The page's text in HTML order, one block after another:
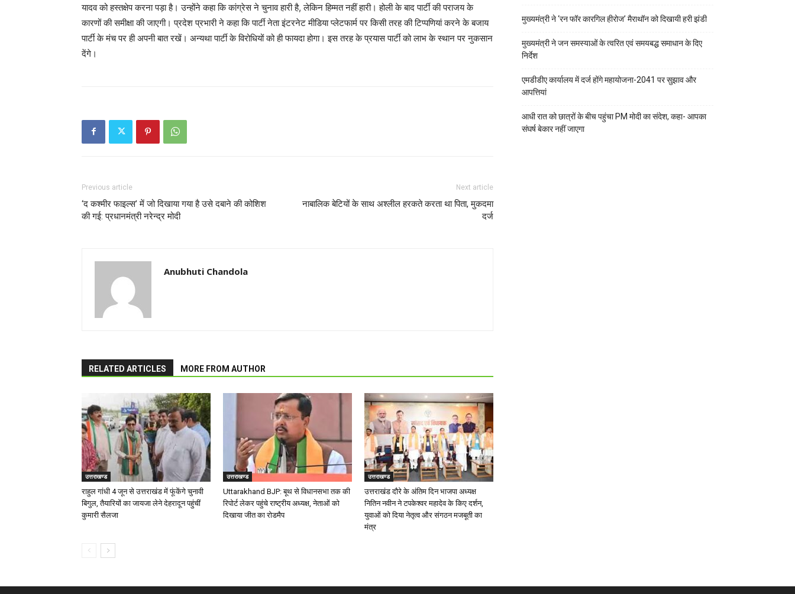
यादव को हस्तक्षेप करना पड़ा है। उन्होंने कहा कि कांग्रेस ने चुनाव हारी है, लेकिन हिम्मत नहीं हारी। होली के बाद पार्टी की पराजय के
कारणों की समीक्षा की जाएगी। प्रदेश प्रभारी ने कहा कि पार्टी नेता इंटरनेट मीडिया प्लेटफार्म पर किसी तरह की टिप्पणियां करने के बजाय
पार्टी के मंच पर ही अपनी बात रखें। अन्यथा पार्टी के विरोधियों को ही फायदा होगा। इस तरह के प्रयास पार्टी को लाभ के स्थान पर नुकसान
देंगे।
Previous article
‘द कश्मीर फाइल्स’ में जो दिखाया गया है उसे दबाने की कोशिश
की गई: प्रधानमंत्री नरेन्द्र मोदी
Next article
नाबालिक बेटियों के साथ अश्लील हरकते करता था पिता, मुकदमा
दर्ज
Anubhuti Chandola
RELATED ARTICLES MORE FROM AUTHOR
उत्तराखण्ड
राहुल गांधी 4 जून से उत्तराखंड में फूंकेंगे चुनावी
बिगुल, तैयारियों का जायजा लेने देहरादून पहुंचीं
कुमारी सैलजा
उत्तराखण्ड
Uttarakhand BJP: बूथ से विधानसभा तक की
रिपोर्ट लेकर पहुंचे राष्ट्रीय अध्यक्ष, नेताओं को
दिखाया जीत का रोडमैप
उत्तराखण्ड
उत्तराखंड दौरे के अंतिम दिन भाजपा अध्यक्ष
नितिन नवीन ने टपकेश्वर महादेव के किए दर्शन,
युवाओं को दिया नेतृत्व और संगठन मजबूती का
मंत्र
मुख्यमंत्री ने ‘रन फॉर कारगिल हीरोज’ मैराथॉन को दिखायी हरी झंडी
मुख्यमंत्री ने जन समस्याओं के त्वरित एवं समयबद्ध समाधान के दिए
निर्देश
एमडीडीए कार्यालय में दर्ज होंगे महायोजना-2041 पर सुझाव और
आपत्तियां
आधी रात को छात्रों के बीच पहुंचा PM मोदी का संदेश, कहा- आपका
संघर्ष बेकार नहीं जाएगा